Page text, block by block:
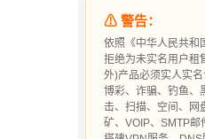
⚠ 警告：
依照《中华人民共和
拒绝为未实名用户租
外)产品必须实人实名
博彩、诈骗、钓鱼、
击、扫描、空间、网
矿、VOIP、SMTP